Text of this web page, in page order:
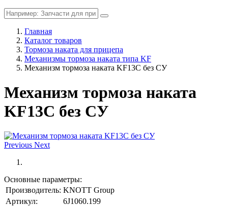
Главная
Каталог товаров
Тормоза наката для прицепа
Механизмы тормоза наката типа KF
Механизм тормоза наката KF13C без СУ
Механизм тормоза наката
KF13C без СУ
Previous Next
Основные параметры:
Производитель: KNOTT Group
Артикул:
6J1060.199